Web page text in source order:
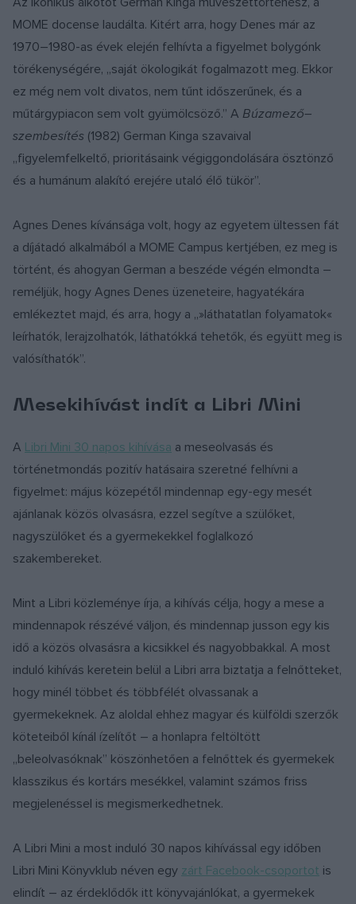
MOME docense laudálta. Kitért arra, hogy Denes már az
1970–1980-as évek elején felhívta a figyelmet bolygónk
törékenységére, „saját ökologikát fogalmazott meg. Ekkor
ez még nem volt divatos, nem tűnt időszerűnek, és a
műtárgypiacon sem volt gyümölcsöző.” A Búzamező–
szembesítés (1982) German Kinga szavaival
„figyelemfelkeltő, prioritásaink végiggondolására ösztönző
és a humánum alakító erejére utaló élő tükör”.
Agnes Denes kívánsága volt, hogy az egyetem ültessen fát
a díjátadó alkalmából a MOME Campus kertjében, ez meg is
történt, és ahogyan German a beszéde végén elmondta –
reméljük, hogy Agnes Denes üzeneteire, hagyatékára
emlékeztet majd, és arra, hogy a „»láthatatlan folyamatok«
leírhatók, lerajzolhatók, láthatókká tehetők, és együtt meg is
valósíthatók”.
Mesekihívást indít a Libri Mini
A Libri Mini 30 napos kihívása a meseolvasás és
történetmondás pozitív hatásaira szeretné felhívni a
figyelmet: május közepétől mindennap egy-egy mesét
ajánlanak közös olvasásra, ezzel segítve a szülőket,
nagyszülőket és a gyermekekkel foglalkozó
szakembereket.
Mint a Libri közleménye írja, a kihívás célja, hogy a mese a
mindennapok részévé váljon, és mindennap jusson egy kis
idő a közös olvasásra a kicsikkel és nagyobbakkal. A most
induló kihívás keretein belül a Libri arra biztatja a felnőtteket,
hogy minél többet és többfélét olvassanak a
gyermekeknek. Az aloldal ehhez magyar és külföldi szerzők
köteteiből kínál ízelítőt – a honlapra feltöltött
„beleolvasóknak” köszönhetően a felnőttek és gyermekek
klasszikus és kortárs mesékkel, valamint számos friss
megjelenéssel is megismerkedhetnek.
A Libri Mini a most induló 30 napos kihívással egy időben
Libri Mini Könyvklub néven egy zárt Facebook-csoportot is
elindít – az érdeklődők itt könyvajánlókat, a gyermekek